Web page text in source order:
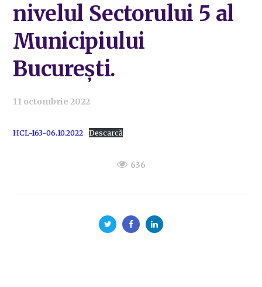
nivelul Sectorului 5 al
Municipiului
București.
11 octombrie 2022
HCL-163-06.10.2022 Descarcă
636